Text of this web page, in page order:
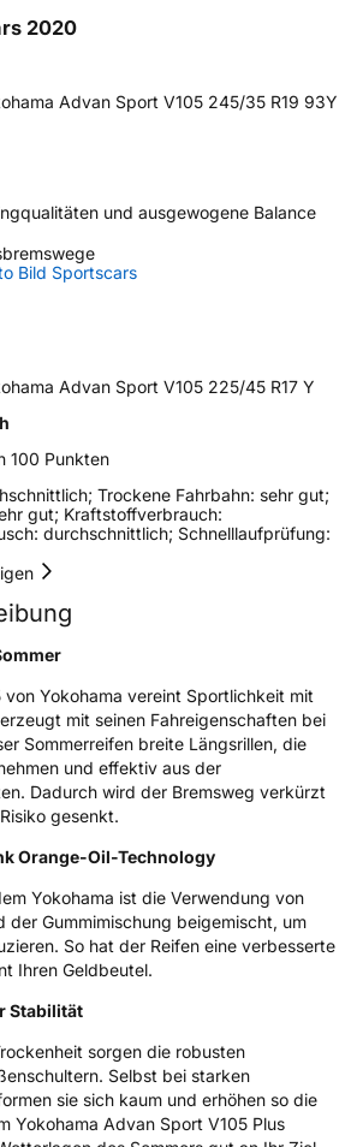
V105
B
/ Alpine-SymbolNein
(GPSR)
Europe GmbH, Monschauer Str.
Düsseldorf, Deutschland,
2020
Advan Sport V105 245/35 R19 93Y
und ausgewogene Balance
Bild Sportscars
Advan Sport V105 225/45 R17 Y
100 Punkten
Trockene Fahrbahn: sehr gut;
gut; Kraftstoffverbrauch:
durchschnittlich; Schnelllaufprüfung:
Yokohama vereint Sportlichkeit mit
mit seinen Fahreigenschaften bei
Sommerreifen breite Längsrillen, die
und effektiv aus der
Dadurch wird der Bremsweg verkürzt
gesenkt.
Orange-Oil-Technology
Yokohama ist die Verwendung von
der Gummimischung beigemischt, um
So hat der Reifen eine verbesserte
Ihren Geldbeutel.
Stabilität
sorgen die robusten
Selbst bei starken
sie sich kaum und erhöhen so die
Yokohama Advan Sport V105 Plus